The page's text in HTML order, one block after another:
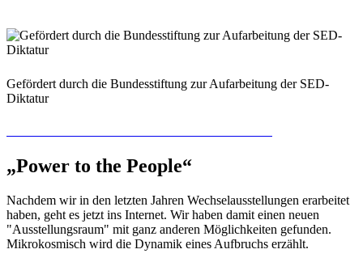
Gefördert durch die Bundesstiftung zur Aufarbeitung der SED-
Diktatur
„Power to the People“
Nachdem wir in den letzten Jahren Wechselausstellungen erarbeitet
haben, geht es jetzt ins Internet. Wir haben damit einen neuen
"Ausstellungsraum" mit ganz anderen Möglichkeiten gefunden.
Mikrokosmisch wird die Dynamik eines Aufbruchs erzählt.